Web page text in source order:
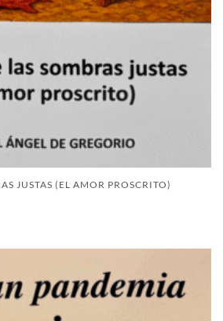
JUSTAS (EL AMOR PROSCRITO)